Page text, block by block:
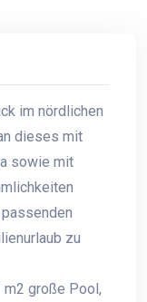
im nördlichen
dieses mit
sowie mit
zu
große Pool,